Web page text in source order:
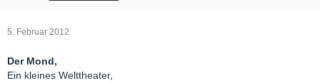
5. Februar 2012
Der Mond,
Ein kleines Welttheater,